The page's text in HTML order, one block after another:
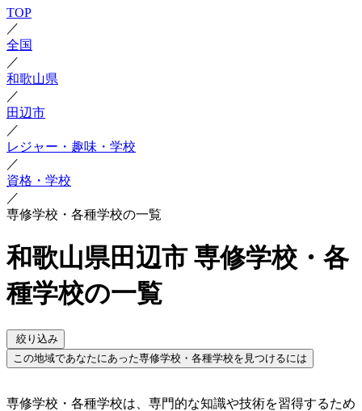
TOP
／
全国
／
和歌山県
／
田辺市
／
レジャー・趣味・学校
／
資格・学校
／
専修学校・各種学校の一覧
和歌山県田辺市 専修学校・各
種学校の一覧
絞り込み
この地域であなたにあった専修学校・各種学校を見つけるには
専修学校・各種学校は、専門的な知識や技術を習得するため